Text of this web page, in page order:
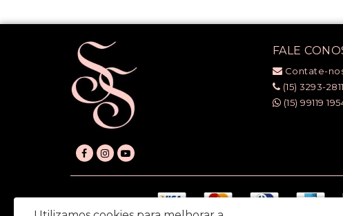
FALE
Contate-
(15) 3293-2811
(15) 99119